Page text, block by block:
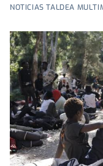
NOTICIAS TALDEA